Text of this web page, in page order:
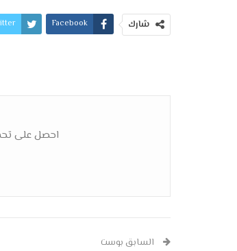
شارك Facebook
احصل على
السابق بوست